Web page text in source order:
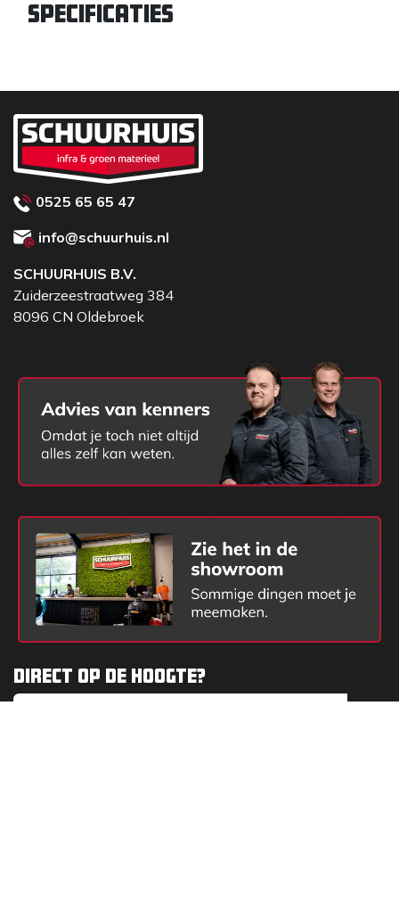
Specificaties
Direct op de hoogte?
0525 65 65 47
info@schuurhuis.nl
SCHUURHUIS B.V.
Zuiderzeestraatweg 384
8096 CN Oldebroek